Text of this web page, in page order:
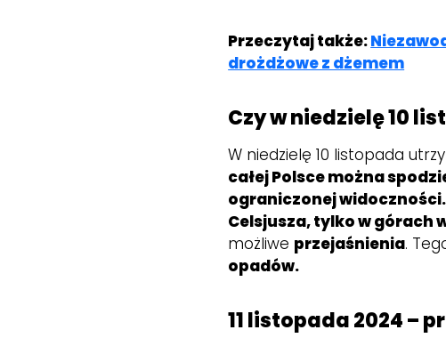
Przeczytaj także:
drożdżowe z dżemem
Czy w niedzielę 10
W niedzielę 10 listopada
całej Polsce można
ograniczonej widoczności.
Celsjusza, tylko w górach
możliwe przejaśnienia.
opadów.
11 listopada 2024 –